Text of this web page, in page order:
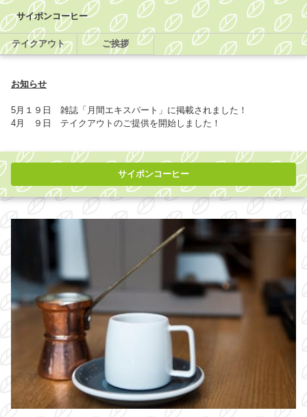
サイポンコーヒー
テイクアウト ご挨拶
お知らせ
5月１９日 雑誌「月間エキスパート」に掲載されました！
4月 ９日 テイクアウトのご提供を開始しました！
サイポンコーヒー